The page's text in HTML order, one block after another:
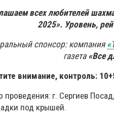
всех любителей
2025». Уровень,
спонсор: компания
газета «Все
внимание, контроль:
проведения: г. Сергиев
под крышей.